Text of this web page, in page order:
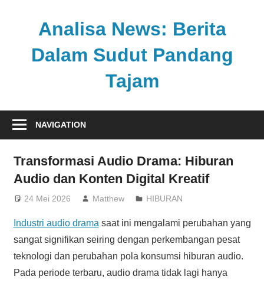
Analisa News: Berita
Dalam Sudut Pandang
Tajam
kritis
dari
dunia,
politik,
olahraga
NAVIGATION
Transformasi Audio Drama: Hiburan
Audio dan Konten Digital Kreatif
24 Mei 2026 Matthew HIBURAN
Industri audio drama saat ini mengalami perubahan yang
sangat signifikan seiring dengan perkembangan pesat
teknologi dan perubahan pola konsumsi hiburan audio.
Pada periode terbaru, audio drama tidak lagi hanya